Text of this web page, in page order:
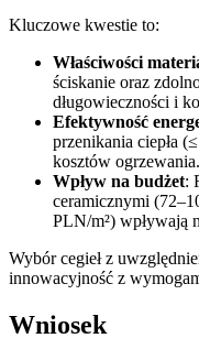
Kluczowe kwestie to:
Właściwości
ściskanie oraz
długowieczności i
Efektywność
przenikania ciepła
kosztów ogrzewania.
Wpływ na budżet:
ceramicznymi
PLN/m²) wpływają
Wybór cegieł z
innowacyjność z
Wniosek